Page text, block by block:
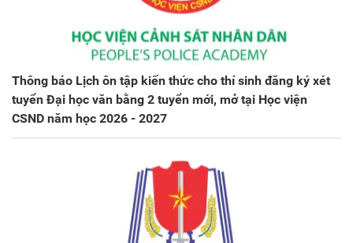
Thông báo Lịch ôn tập kiến thức cho thí sinh đăng ký xét
tuyển Đại học văn bằng 2 tuyển mới, mở tại Học viện
CSND năm học 2026 - 2027